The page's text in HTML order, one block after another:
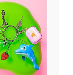
預購至8/30
)